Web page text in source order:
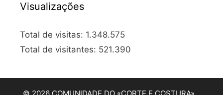
Visualizações
Total de visitas: 1.348.575
Total de visitantes: 521.390